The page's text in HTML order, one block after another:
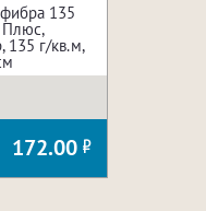
135
135 г/кв.м,
172.00